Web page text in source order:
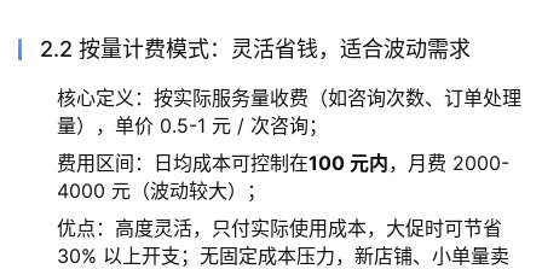
2.2 按量计费模式：灵活省钱，适合波动需求
核心定义：按实际服务量收费（如咨询次数、订单处理
量），单价 0.5-1 元 / 次咨询；
费用区间：日均成本可控制在100 元内，月费 2000-
4000 元（波动较大）；
优点：高度灵活，只付实际使用成本，大促时可节省
30% 以上开支；无固定成本压力，新店铺、小单量卖